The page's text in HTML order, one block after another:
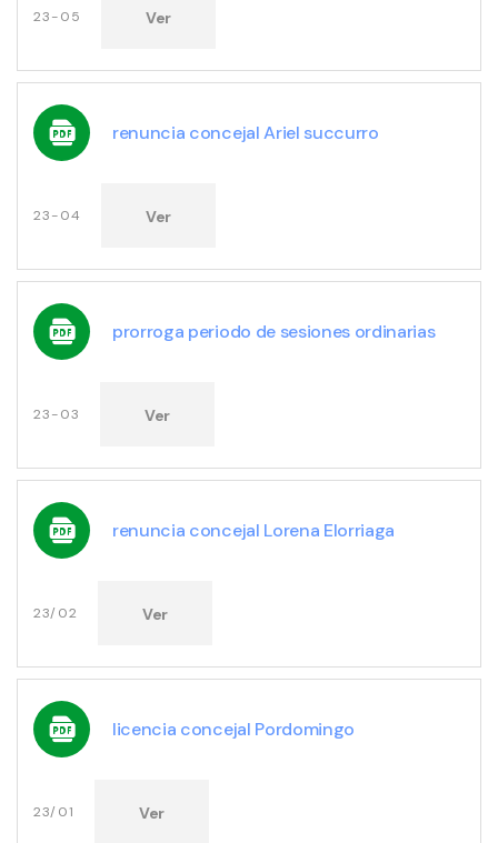
23-05 Ver
renuncia concejal Ariel succurro
23-04 Ver
prorroga periodo de sesiones ordinarias
23-03 Ver
renuncia concejal Lorena Elorriaga
23/02 Ver
licencia concejal Pordomingo
23/01 Ver